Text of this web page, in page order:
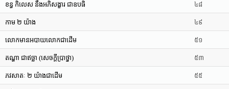
ខន្ធ កិលេស នឹងអភិសង្ខារ ជាឧបធិ ៤៨
កាម ២ យ៉ាង ៤៩
លោកមានអបាយលោកជាដើម ៥១
តណ្ហា ជាឥច្ឆា (សេចក្តីប្រាថ្នា) ៥៣
ភវសាតៈ ២ យ៉ាងជាដើម ៥៥